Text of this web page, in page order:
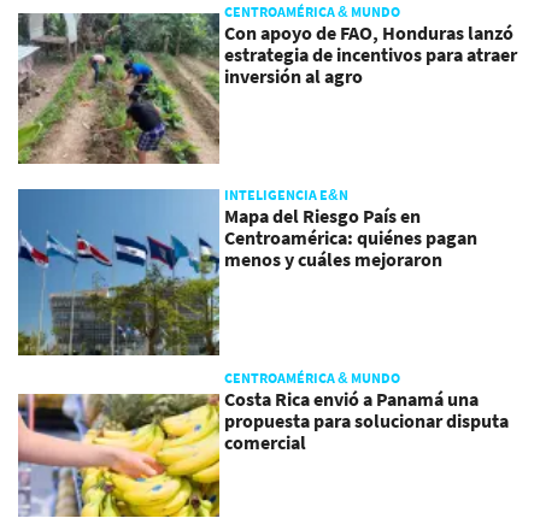
CENTROAMÉRICA & MUNDO
Con apoyo de FAO, Honduras lanzó
estrategia de incentivos para atraer
inversión al agro
INTELIGENCIA E&N
Mapa del Riesgo País en
Centroamérica: quiénes pagan
menos y cuáles mejoraron
CENTROAMÉRICA & MUNDO
Costa Rica envió a Panamá una
propuesta para solucionar disputa
comercial